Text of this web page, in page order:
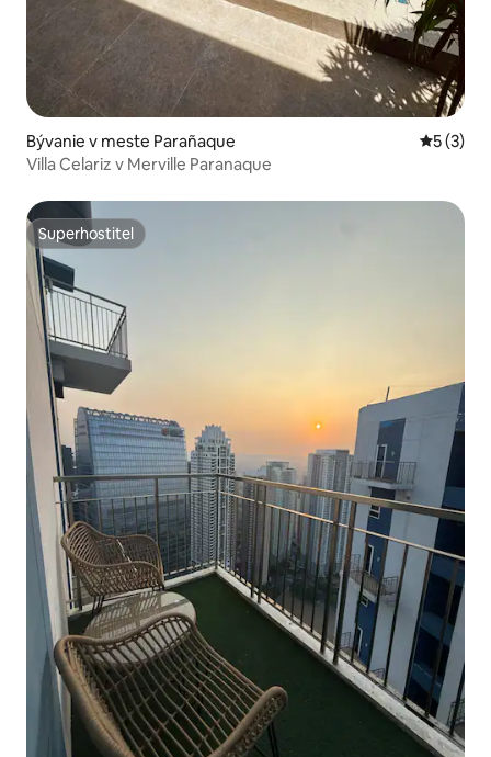
Bývanie v meste Parañaque
5 (3)
Villa Celariz v Merville Paranaque
Superhostiteľ
Superhostiteľ